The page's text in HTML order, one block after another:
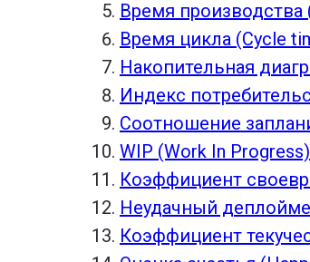
Время производства
Время цикла (Cycle
Накопительная
Индекс
Соотношение
WIP (Work In Progress)
Коэффициент
Неудачный
Коэффициент